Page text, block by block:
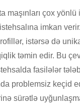
maşınları çox
imkan
istərsə də
təmin edir. Bu
fasilələr
problemsiz keçid
sürətlə